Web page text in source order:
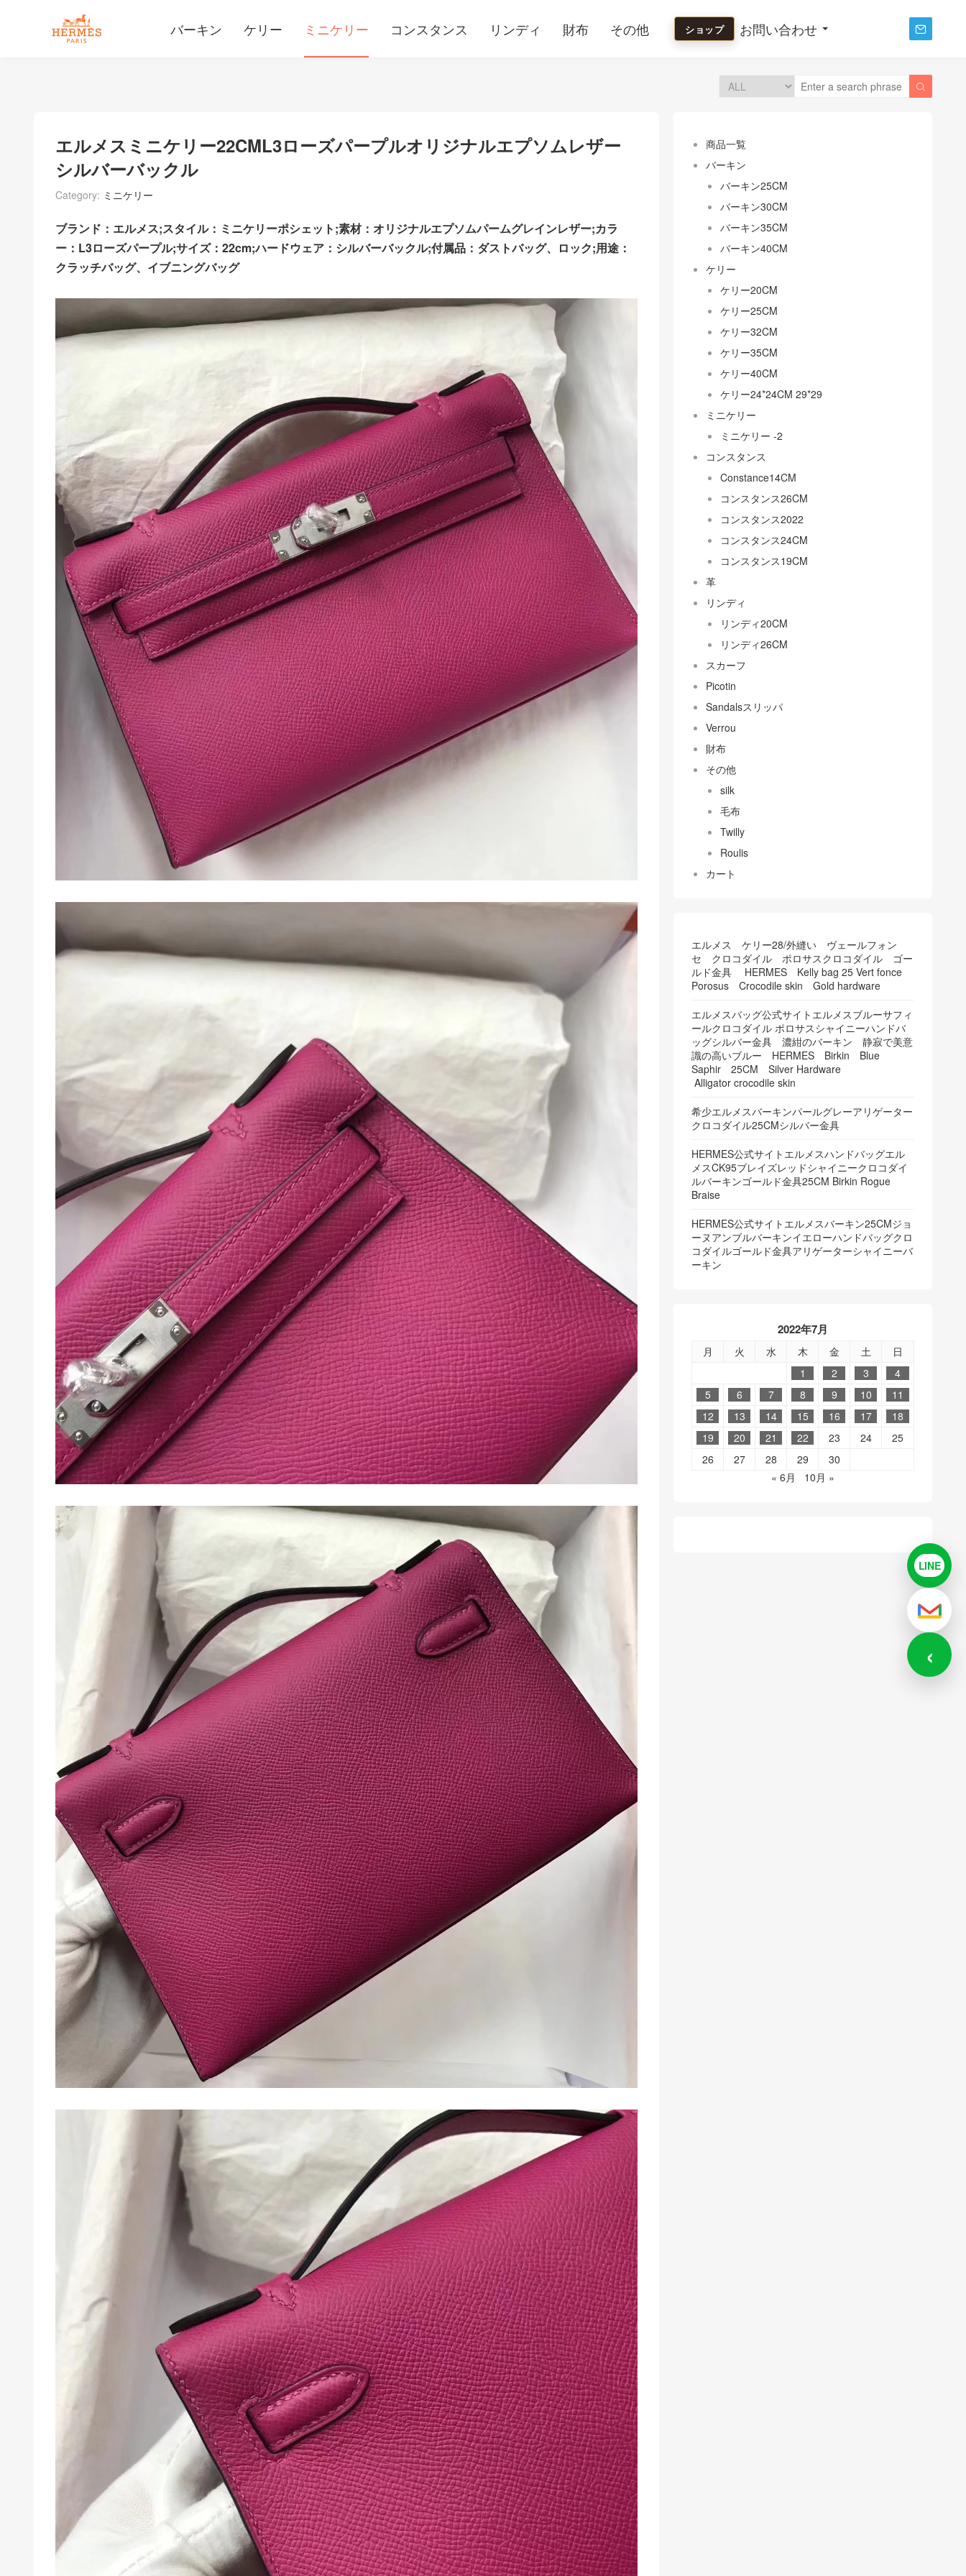
バーキン ケリー ミニケリー コンスタンス リンディ 財布 その他 ショップ お問い合わせ 

エルメスミニケリー2​​2CML3ローズパープルオリジナルエプソムレザー
シルバーバックル
Category: ミニケリー
ブランド：エルメス;スタイル：ミニケリーポシェット;素材：オリジナルエプソムパームグレインレザー;カラ
ー：L3ローズパープル;サイズ：22cm;ハードウェア：シルバーバックル;付属品：ダストバッグ、ロック;用途：
クラッチバッグ、イブニングバッグ
商品一覧
バーキン
バーキン25CM
バーキン30CM
バーキン35CM
バーキン40CM
ケリー
ケリー20CM
ケリー25CM
ケリー32CM
ケリー35CM
ケリー40CM
ケリー24*24CM 29*29
ミニケリー
ミニケリー -2
コンスタンス
Constance14CM
コンスタンス26CM
コンスタンス2022
コンスタンス24CM
コンスタンス19CM
革
リンディ
リンディ20CM
リンディ26CM
スカーフ
Picotin
Sandalsスリッパ
Verrou
財布
その他
silk
毛布
Twilly
Roulis
カート
エルメス ケリー28/外縫い ヴェールフォン
セ クロコダイル ポロサスクロコダイル ゴー
ルド金具 HERMES Kelly bag 25 Vert fonce
Porosus Crocodile skin Gold hardware
エルメスバッグ公式サイトエルメスブルーサフィ
ールクロコダイル ポロサスシャイニーハンドバ
ッグシルバー金具 濃紺のバーキン 静寂で美意
識の高いブルー HERMES Birkin Blue
Saphir 25CM Silver Hardware
Alligator crocodile skin
希少エルメスバーキンパールグレーアリゲーター
クロコダイル25CMシルバー金具
HERMES公式サイトエルメスハンドバッグエル
メスCK95ブレイズレッドシャイニークロコダイ
ルバーキンゴールド金具25CM Birkin Rogue
Braise
HERMES公式サイトエルメスバーキン25CMジョ
ーヌアンブルバーキンイエローハンドバッグクロ
コダイルゴールド金具アリゲーターシャイニーバ
ーキン
2022年7月
月 火 水 木 金 土
日
1
2 3
4
5
6 7 8 9 10
11
12
13 14 15 16 17
18
19
20 21 22 23 24
25
26
27 28 29
30
« 6月
10月 »
LINELINEで
メール
‹